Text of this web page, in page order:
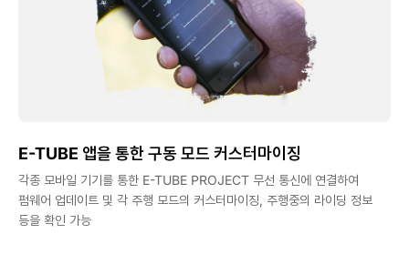
E-TUBE 앱을 통한 구동 모드 커스터마이징
각종 모바일 기기를 통한 E-TUBE PROJECT 무선 통신에 연결하여
펌웨어 업데이트 및 각 주행 모드의 커스터마이징, 주행중의 라이딩 정보
등을 확인 가능